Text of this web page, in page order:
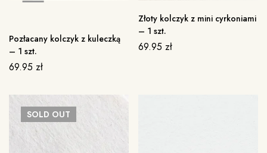
Pozłacany kolczyk z kuleczką
– 1 szt.
69.95 zł
Złoty kolczyk z mini cyrkoniami
– 1 szt.
69.95 zł
SOLD OUT